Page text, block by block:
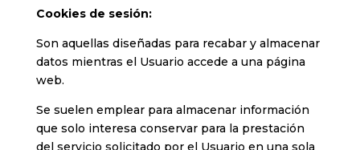
Cookies de sesión:
Son aquellas diseñadas para recabar y almacenar
datos mientras el Usuario accede a una página
web.
Se suelen emplear para almacenar información
que solo interesa conservar para la prestación
del servicio solicitado por el Usuario en una sola